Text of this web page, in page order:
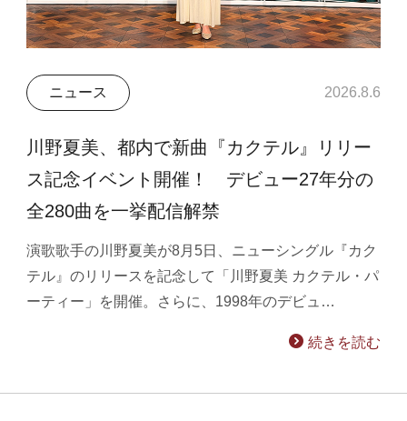
ニュース 2026.8.6
川野夏美、都内で新曲『カクテル』リリー
ス記念イベント開催！ デビュー27年分の
全280曲を一挙配信解禁
演歌歌手の川野夏美が8月5日、ニューシングル『カク
テル』のリリースを記念して「川野夏美 カクテル・パ
ーティー」を開催。さらに、1998年のデビュ…
続きを読む